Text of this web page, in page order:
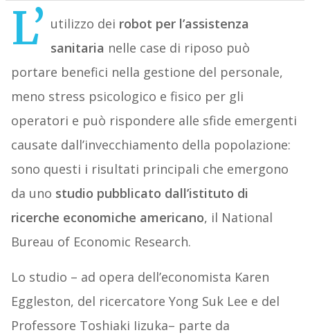
L’ utilizzo dei robot per l’assistenza
sanitaria nelle case di riposo può
portare benefici nella gestione del personale,
meno stress psicologico e fisico per gli
operatori e può rispondere alle sfide emergenti
causate dall’invecchiamento della popolazione:
sono questi i risultati principali che emergono
da uno studio pubblicato dall’istituto di
ricerche economiche americano, il National
Bureau of Economic Research.
Lo studio – ad opera dell’economista Karen
Eggleston, del ricercatore Yong Suk Lee e del
Professore Toshiaki Iizuka– parte da